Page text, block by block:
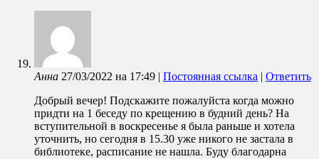
Анна 27/03/2022 на 17:49 | Постоянная ссылка | Ответить
Добрый вечер! Подскажите пожалуйста когда можно
придти на 1 беседу по крещению в будний день? На
вступительной в воскресенье я была раньше и хотела
уточнить, но сегодня в 15.30 уже никого не застала в
библиотеке, расписание не нашла. Буду благодарна